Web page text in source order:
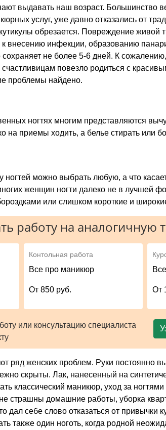
выдавать наш возраст. Большинство
услуг, уже давно отказались от
обрезается. Повреждение живой
к внесению инфекции, образованию
не более 5-6 дней. К
повезло родиться с
проблемы найдено.
ногтях многим представляются
на приемы ходить, а белье стирать или
ногтей можно выбрать любую, а что
женщин ногти далеко не в лучшей
или слишком короткие и
работу на аналогичную
Контольная работа
Все про маникюр
От 850 руб. От
или консультацию специалиста
ряд женских проблем. Руки постоянно
скрыты. Лак, нанесенный на
классический маникюр, уход за
страшны домашние работы, уборка
дал себе слово отказаться от привычки
также один ноготь, когда родной